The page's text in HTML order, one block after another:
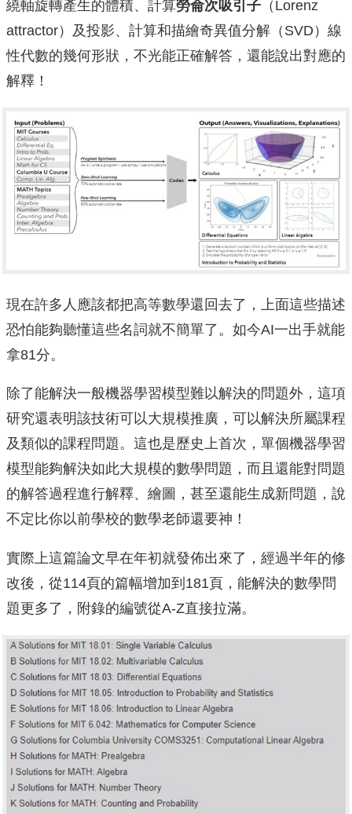
繞軸旋轉產生的體積、計算勞侖次吸引子 （Lorenz
attractor）及投影、計算和描繪奇異值分解（SVD）線
性代數的幾何形狀，不光能正確解答，還能說出對應的
解釋！
現在許多人應該都把高等數學還回去了，上面這些描述
恐怕能夠聽懂這些名詞就不簡單了。如今AI一出手就能
拿81分。
除了能解決一般機器學習模型難以解決的問題外，這項
研究還表明該技術可以大規模推廣，可以解決所屬課程
及類似的課程問題。這也是歷史上首次，單個機器學習
模型能夠解決如此大規模的數學問題，而且還能對問題
的解答過程進行解釋、繪圖，甚至還能生成新問題，說
不定比你以前學校的數學老師還要神！
實際上這篇論文早在年初就發佈出來了，經過半年的修
改後，從114頁的篇幅增加到181頁，能解決的數學問
題更多了，附錄的編號從A-Z直接拉滿。